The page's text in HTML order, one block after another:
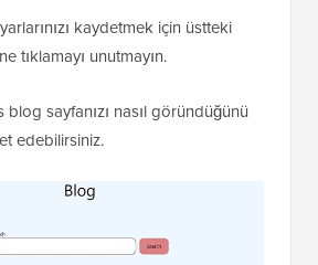
kaydetmek için üstteki
tıklamayı unutmayın.
sayfanızı nasıl göründüğünü
edebilirsiniz.